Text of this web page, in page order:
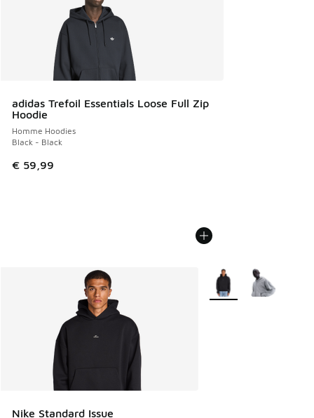
adidas Trefoil Essentials Loose Full Zip
Hoodie
Homme Hoodies
Black - Black
€ 59,99
Nike Standard Issue
Plus de couleurs